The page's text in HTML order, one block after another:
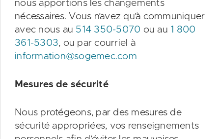
nous apportions les changements
nécessaires. Vous n’avez qu’à communiquer
avec nous au 514 350-5070 ou au 1 800
361-5303, ou par courriel à
information@sogemec.com
Mesures de sécurité
Nous protégeons, par des mesures de
sécurité appropriées, vos renseignements